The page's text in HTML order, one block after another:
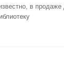
в продаже